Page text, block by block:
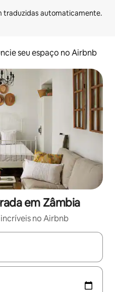
seu espaço no Airbnb
em Zâmbia
no Airbnb
disponíveis, explore-os